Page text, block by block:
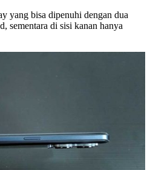
yang bisa dipenuhi dengan dua
sementara di sisi kanan hanya